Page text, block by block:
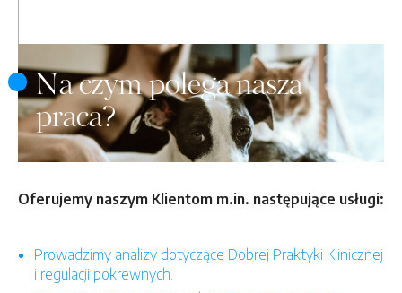
Na czym polega nasza
praca?
Oferujemy naszym Klientom m.in. następujące usługi:
Prowadzimy analizy dotyczące Dobrej Praktyki Klinicznej
i regulacji pokrewnych.